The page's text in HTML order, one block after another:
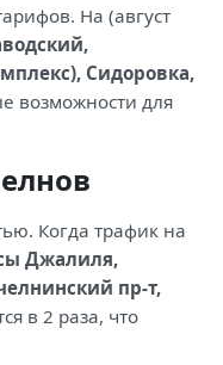
На (август
Сидоровка,
возможности для
Когда трафик на
Джалиля,
пр-т,
в 2 раза, что